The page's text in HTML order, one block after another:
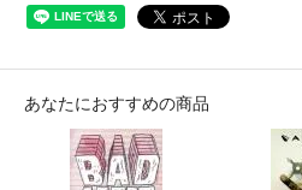
あなたにおすすめの商品